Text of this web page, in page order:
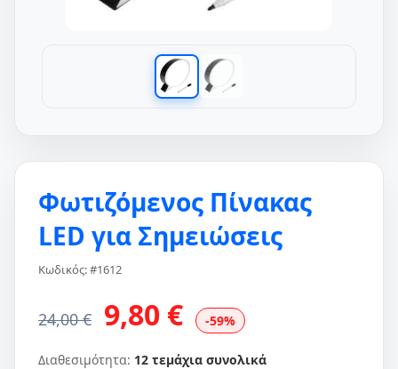
Φωτιζόμενος Πίνακας
LED για Σημειώσεις
Κωδικός: #1612
24,00 € 9,80 € -59%
Διαθεσιμότητα: 12 τεμάχια συνολικά